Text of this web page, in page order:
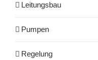
Leitungsbau
Pumpen
Regelung